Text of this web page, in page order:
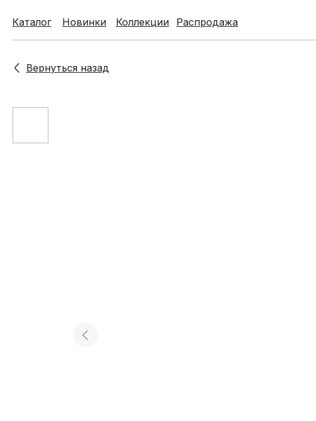
Распродажа
Коллекции
Новинки
Каталог
Вернуться назад
Коллекции Распродажа
Новинки
Каталог